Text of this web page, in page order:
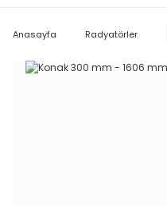
Anasayfa Radyatörler